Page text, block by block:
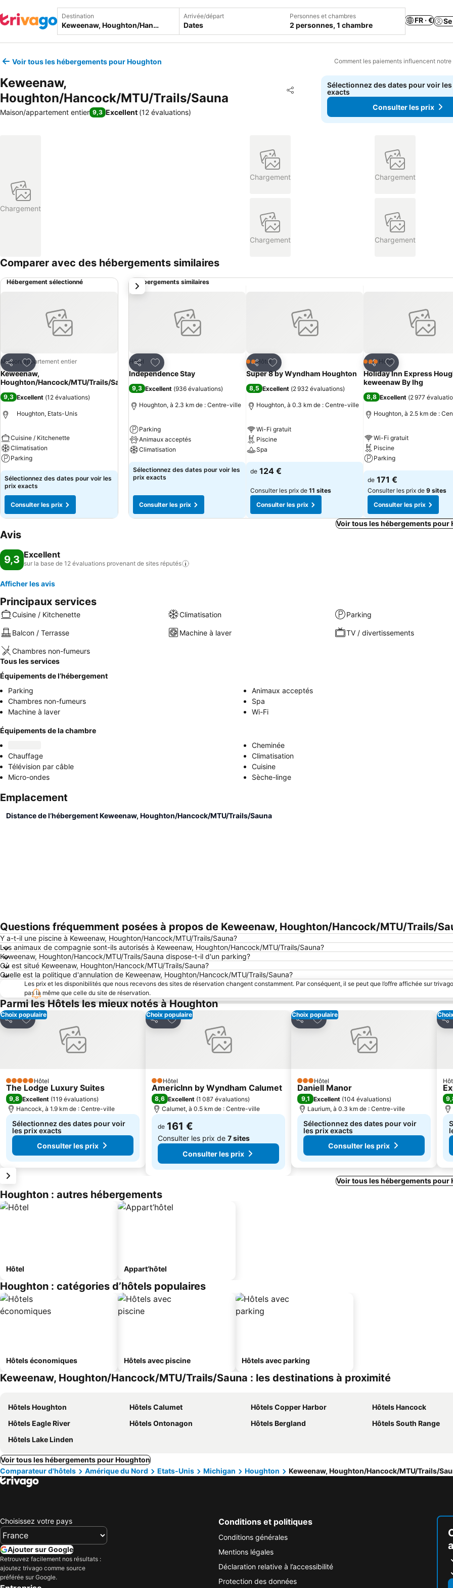
Destination Arrivée/départ
Dates
Personnes et chambres
2 personnes, 1 chambre
FR · €
Voir tous les hébergements pour Houghton Comment les paiements influencent
Keweenaw,
Houghton/Hancock/MTU/Trails/Sauna
Partager
Ajouter à mes favoris
Maison/appartement entier 9,3 Excellent (12 évaluations)
Sélectionnez des dates pour voir
exacts
Consulter les prix
Chargement
Chargement Chargement
Chargement Chargement
Comparer avec des hébergements similaires
Hébergement sélectionné
Partager
Ajouter à mes favoris
Maison/appartement entier
Keweenaw,
Houghton/Hancock/MTU/Trails/Sauna
9,3 Excellent (12 évaluations)
Houghton, Etats-Unis
Cuisine / Kitchenette
Climatisation
Parking
Sélectionnez des dates pour voir les
prix exacts
Consulter les prix
Hébergements similaires
Partager
Ajouter à mes favoris
Hôtel
Independence Stay
9,3 Excellent (936 évaluations)
Houghton, à 2.3 km de : Centre-ville
Parking
Animaux acceptés
Climatisation
Sélectionnez des dates pour voir les
prix exacts
Consulter les prix
Partager
Ajouter à mes favoris
2 Étoiles
Hôtel
Super 8 by Wyndham Houghton
8,5 Excellent (2 932 évaluations)
Houghton, à 0.3 km de : Centre-ville
Wi-Fi gratuit
Piscine
Spa
de 124 €
Consulter les prix de 11 sites
Consulter les prix
Partager
Ajouter à mes
3 ÉtoilesHôtel
Holiday Inn Express
keweenaw By Ihg
8,8 Excellent (2 977
Houghton, à 2.5 km de :
Wi-Fi gratuit
Piscine
Parking
de 171 €
Consulter les prix de 9 sites
Consulter les prix
suivant
Voir tous les hébergements pour
Avis
9,3 Excellent
sur la base de 12 évaluations provenant de sites réputés
Afficher les avis
Principaux services
Cuisine / Kitchenette Climatisation Parking
Balcon / Terrasse Machine à laver TV / divertissements
Chambres non-fumeurs
Tous les services
Équipements de l’hébergement
Parking
Animaux acceptés
Chambres non-fumeurs
Spa
Machine à laver
Wi-Fi
Équipements de la chambre
Cheminée
Chauffage
Climatisation
Télévision par câble
Cuisine
Micro-ondes
Sèche-linge
Emplacement
Distance de l’hébergement Keweenaw, Houghton/Hancock/MTU/Trails/Sauna
Agrandir la carte
Questions fréquemment posées à propos de Keweenaw, Houghton/Hancock/MTU/Trails/
Y a-t-il une piscine à Keweenaw, Houghton/Hancock/MTU/Trails/Sauna?
Les animaux de compagnie sont-ils autorisés à Keweenaw, Houghton/Hancock/MTU/Trails/Sauna?
Keweenaw, Houghton/Hancock/MTU/Trails/Sauna dispose-t-il d'un parking?
Où est situé Keweenaw, Houghton/Hancock/MTU/Trails/Sauna?
Quelle est la politique d'annulation de Keweenaw, Houghton/Hancock/MTU/Trails/Sauna?
Les prix et les disponibilités que nous recevons des sites de réservation changent constamment. Par conséquent, il se peut que l’offre affichée sur
pas la même que celle du site de réservation.
Parmi les Hôtels les mieux notés à Houghton
Choix populaire
Partager
Ajouter à mes favoris
5 ÉtoilesHôtel
The Lodge Luxury Suites
9,8 Excellent (119 évaluations)
Hancock, à 1.9 km de : Centre-ville
Sélectionnez des dates pour voir
les prix exacts
Consulter les prix
Choix populaire
Partager
Ajouter à mes favoris
2 Étoiles
Hôtel
AmericInn by Wyndham Calumet
8,6 Excellent (1 087 évaluations)
Calumet, à 0.5 km de : Centre-ville
de 161 €
Consulter les prix de 7 sites
Consulter les prix
Choix populaire
Partager
Ajouter à mes favoris
3 Étoiles
Hôtel
Daniell Manor
9,1 Excellent (104 évaluations)
Laurium, à 0.3 km de : Centre-ville
Sélectionnez des dates pour voir
les prix exacts
Consulter les prix
Voir tous les hébergements pour
Houghton : autres hébergements
Hôtel Appart’hôtel
Houghton : catégories d’hôtels populaires
Hôtels économiques Hôtels avec piscine Hôtels avec parking
Keweenaw, Houghton/Hancock/MTU/Trails/Sauna : les destinations à proximité
Hôtels Houghton Hôtels Calumet Hôtels Copper Harbor
Hôtels Hancock
Hôtels Eagle River
Hôtels Ontonagon Hôtels Bergland
Hôtels South Range
Hôtels Lake Linden
Voir tous les hébergements pour Houghton
Comparateur d'hôtels
Amérique du Nord Etats-Unis Michigan Houghton Keweenaw, Houghton/Hancock/MTU/Trails/
Choisissez votre pays
Ajouter sur Google
Retrouvez facilement nos résultats :
ajoutez trivago comme source
préférée sur Google.
Conditions et politiques
Conditions générales
Mentions légales
Déclaration relative à l’accessibilité
Protection des données